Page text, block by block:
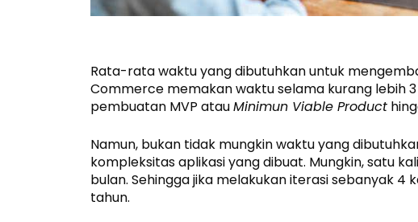
Rata-rata waktu yang dibutuhkan untuk
Commerce memakan waktu selama kurang lebih
pembuatan MVP atauMinimun Viable Product
Namun, bukan tidak mungkin waktu yang
kompleksitas aplikasi yang dibuat. Mungkin, satu
bulan. Sehingga jika melakukan iterasi sebanyak 4
tahun.